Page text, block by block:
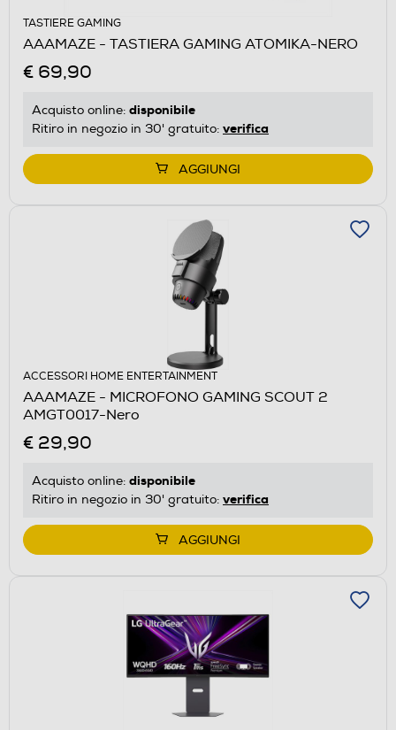
TASTIERE GAMING
AAAMAZE - TASTIERA GAMING ATOMIKA-NERO
€ 69,90
Acquisto online: disponibile
Ritiro in negozio in 30' gratuito: verifica
AGGIUNGI
ACCESSORI HOME ENTERTAINMENT
AAAMAZE - MICROFONO GAMING SCOUT 2
AMGT0017-Nero
€ 29,90
Acquisto online: disponibile
Ritiro in negozio in 30' gratuito: verifica
AGGIUNGI